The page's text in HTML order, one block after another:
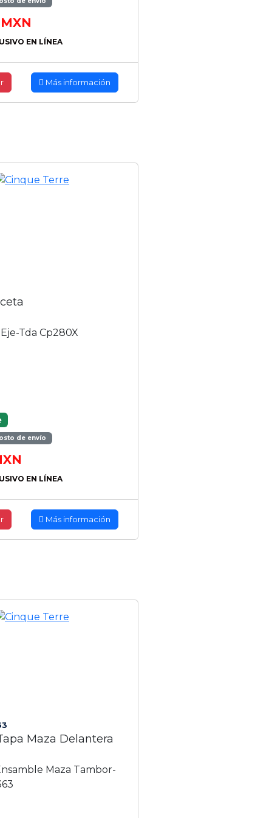
EN LÍNEA
Más información
Tda Cp280X
de envío
EN LÍNEA
Más información
Maza Delantera
Maza Tambor-